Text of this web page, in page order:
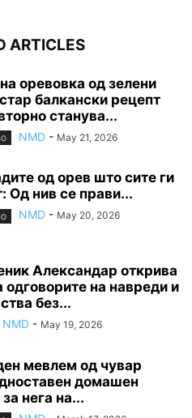
ARTICLES
оревовка од зелени
балкански рецепт
станува...
NMD - May 21, 2026
од орев што сите ги
Од нив се прави...
NMD - May 20, 2026
Александар открива
одговорите на навреди и
без...
NMD - May 19, 2026
мевлем од чувар
домашен
нега на...